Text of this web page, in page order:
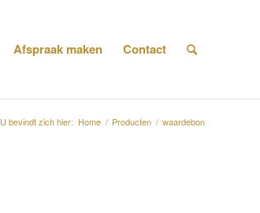
Afspraak maken Contact
U bevindt zich hier: Home / Producten / waardebon